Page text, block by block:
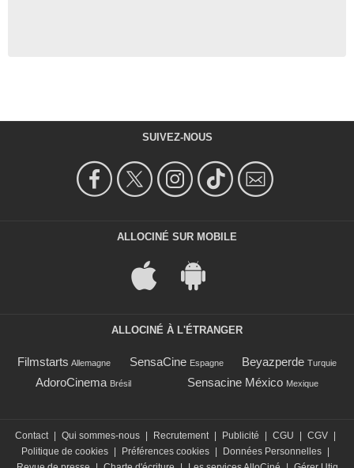
SUIVEZ-NOUS
ALLOCINÉ SUR MOBILE
ALLOCINÉ À L'ÉTRANGER
Filmstarts Allemagne SensaCine Espagne Beyazperde Turquie
AdoroCinema Brésil Sensacine México Mexique
Contact Qui sommes-nous Recrutement Publicité CGU CGV
Politique de cookies
Préférences cookies Données Personnelles